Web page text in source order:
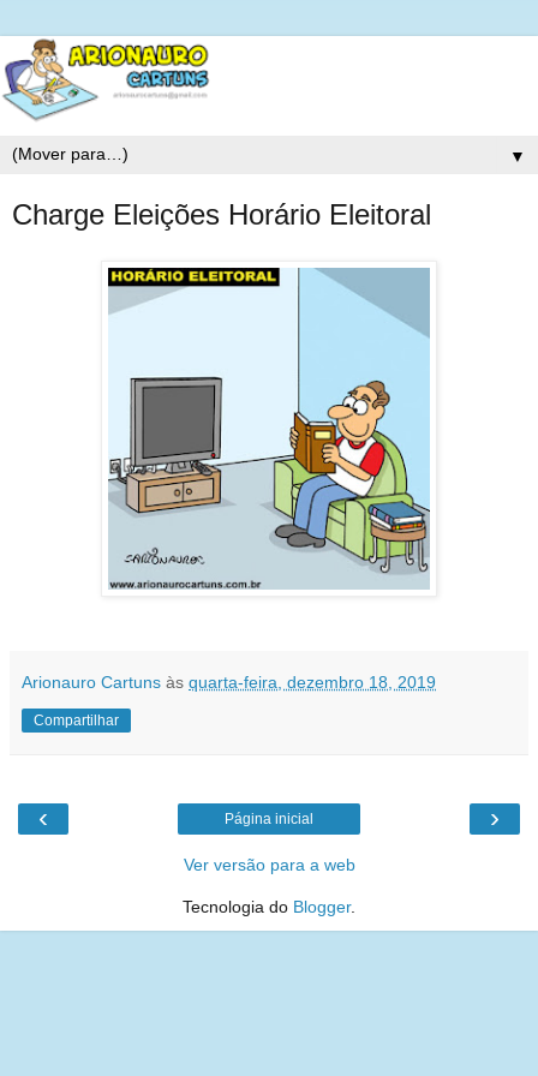
▼
Charge Eleições Horário Eleitoral
Arionauro Cartuns às quarta-feira, dezembro 18, 2019
Compartilhar
‹ ›
Página inicial
Ver versão para a web
Tecnologia do Blogger.